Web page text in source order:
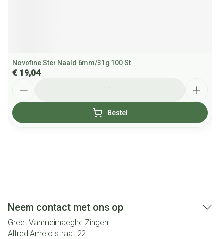
Novofine Ster Naald 6mm/31g 100 St
€ 19,04
Bestel
Neem contact met ons op
Greet Vanmeirhaeghe Zingem
Alfred Amelotstraat 22